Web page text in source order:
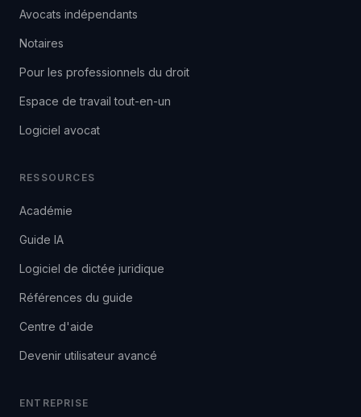
Avocats indépendants
Notaires
Pour les professionnels du droit
Espace de travail tout-en-un
Logiciel avocat
RESSOURCES
Académie
Guide IA
Logiciel de dictée juridique
Références du guide
Centre d'aide
Devenir utilisateur avancé
ENTREPRISE